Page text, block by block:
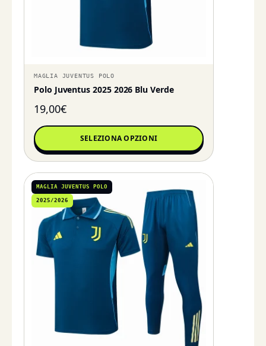
MAGLIA JUVENTUS POLO
Polo Juventus 2025 2026 Blu Verde
19,00€
SELEZIONA OPZIONI
MAGLIA JUVENTUS POLO
2025/2026